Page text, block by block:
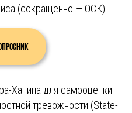
(сокращённо — ОСК):
Ханина для самооценки
тревожности (State-